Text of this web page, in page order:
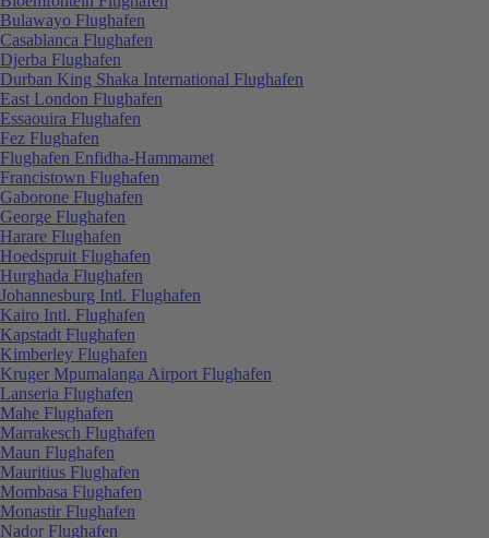
Bulawayo Flughafen
Casablanca Flughafen
Djerba Flughafen
Durban King Shaka International Flughafen
East London Flughafen
Essaouira Flughafen
Fez Flughafen
Flughafen Enfidha-Hammamet
Francistown Flughafen
Gaborone Flughafen
George Flughafen
Harare Flughafen
Hoedspruit Flughafen
Hurghada Flughafen
Johannesburg Intl. Flughafen
Kairo Intl. Flughafen
Kapstadt Flughafen
Kimberley Flughafen
Kruger Mpumalanga Airport Flughafen
Lanseria Flughafen
Mahe Flughafen
Marrakesch Flughafen
Maun Flughafen
Mauritius Flughafen
Mombasa Flughafen
Monastir Flughafen
Nador Flughafen